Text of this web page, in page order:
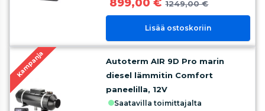
899,00 € 1249,00 €
Lisää ostoskoriin
Kampanja
Autoterm AIR 9D Pro marin
diesel lämmitin Comfort
paneelilla, 12V
saatavilla toimittajalta